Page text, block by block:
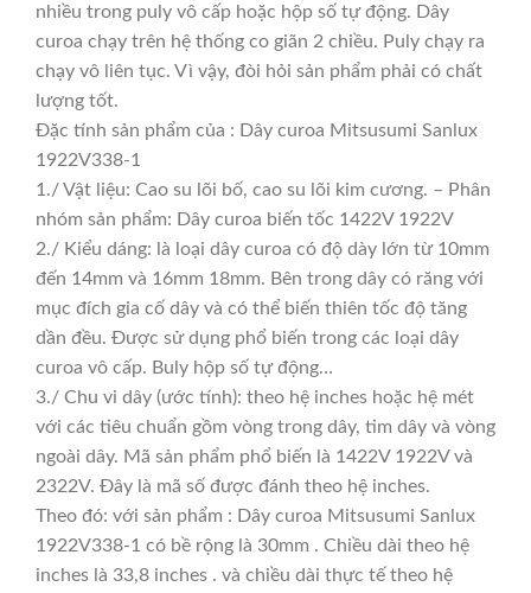
nhiều trong puly vô cấp hoặc hộp số tự động. Dây
curoa chạy trên hệ thống co giãn 2 chiều. Puly chạy ra
chạy vô liên tục. Vì vậy, đòi hỏi sản phẩm phải có chất
lượng tốt.
Đặc tính sản phẩm của : Dây curoa Mitsusumi Sanlux
1922V338-1
1./ Vật liệu: Cao su lõi bố, cao su lõi kim cương. – Phân
nhóm sản phẩm: Dây curoa biến tốc 1422V 1922V
2./ Kiểu dáng: là loại dây curoa có độ dày lớn từ 10mm
đến 14mm và 16mm 18mm. Bên trong dây có răng với
mục đích gia cố dây và có thể biến thiên tốc độ tăng
dần đều. Được sử dụng phổ biến trong các loại dây
curoa vô cấp. Buly hộp số tự động…
3./ Chu vi dây (ước tính): theo hệ inches hoặc hệ mét
với các tiêu chuẩn gồm vòng trong dây, tim dây và vòng
ngoài dây. Mã sản phẩm phổ biến là 1422V 1922V và
2322V. Đây là mã số được đánh theo hệ inches.
Theo đó: với sản phẩm : Dây curoa Mitsusumi Sanlux
1922V338-1 có bề rộng là 30mm . Chiều dài theo hệ
inches là 33,8 inches . và chiều dài thực tế theo hệ